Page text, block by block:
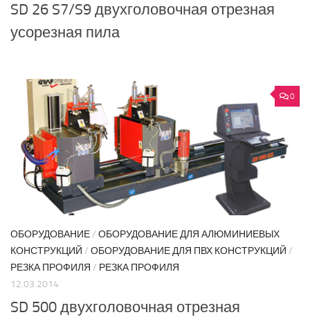
SD 26 S7/S9 двухголовочная отрезная
усорезная пила
0
ОБОРУДОВАНИЕ/ ОБОРУДОВАНИЕ ДЛЯ АЛЮМИНИЕВЫХ
КОНСТРУКЦИЙ / ОБОРУДОВАНИЕ ДЛЯ ПВХ КОНСТРУКЦИЙ /
РЕЗКА ПРОФИЛЯ / РЕЗКА ПРОФИЛЯ
12.03.2014
SD 500 двухголовочная отрезная